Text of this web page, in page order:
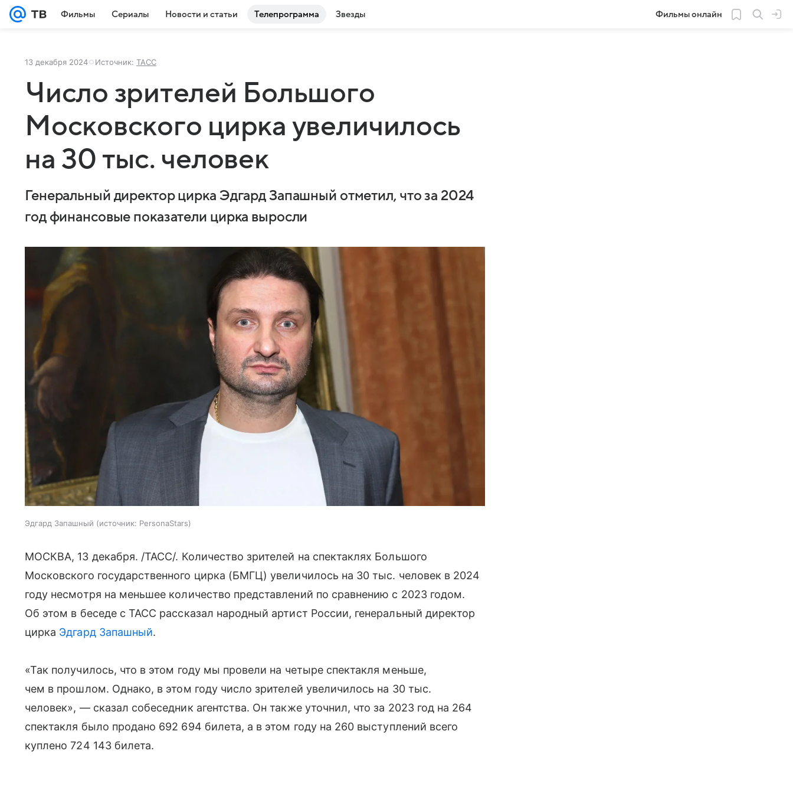
Фильмы Сериалы Новости и статьи Телепрограмма Звезды Фильмы онлайн
13 декабря 2024 Источник: ТАСС
Число зрителей Большого
Московского цирка увеличилось
на 30 тыс. человек
Генеральный директор цирка Эдгард Запашный отметил, что за 2024
год финансовые показатели цирка выросли
Эдгард Запашный источник: PersonaStars
МОСКВА, 13 декабря. /ТАСС/. Количество зрителей на спектаклях Большого
Московского государственного цирка (БМГЦ) увеличилось на 30 тыс. человек в 2024
году несмотря на меньшее количество представлений по сравнению с 2023 годом.
Об этом в беседе с ТАСС рассказал народный артист России, генеральный директор
цирка Эдгард Запашный.
«Так получилось, что в этом году мы провели на четыре спектакля меньше,
чем в прошлом. Однако, в этом году число зрителей увеличилось на 30 тыс.
человек», — сказал собеседник агентства. Он также уточнил, что за 2023 год на 264
спектакля было продано 692 694 билета, а в этом году на 260 выступлений всего
куплено 724 143 билета.